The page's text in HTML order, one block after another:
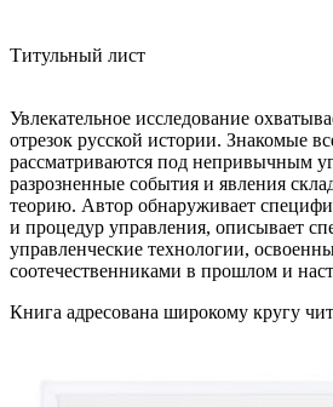
Титульный лист
Увлекательное исследование
отрезок русской истории. Знакомые
рассматриваются под непривычным
разрозненные события и явления
теорию. Автор обнаруживает
и процедур управления, описывает
управленческие технологии,
соотечественниками в прошлом и
Книга адресована широкому кругу